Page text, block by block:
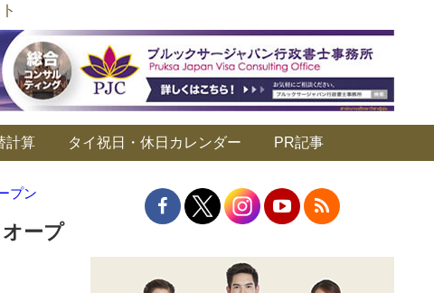
計算 タイ祝日・休日カレンダー PR記事
プン
ープ